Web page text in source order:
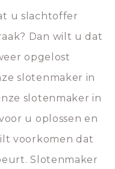
u slachtoffer
Dan wilt u dat
opgelost
slotenmaker in
slotenmaker in
u oplossen en
voorkomen dat
Slotenmaker